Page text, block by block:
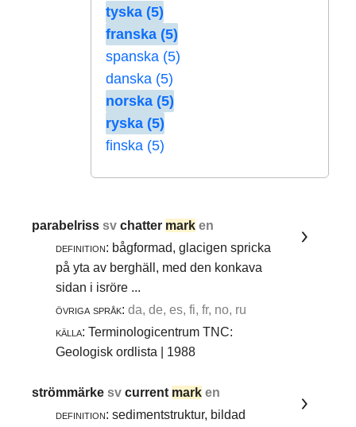
tyska (5)
franska (5)
spanska (5)
danska (5)
norska (5)
ryska (5)
finska (5)
parabelrisssvchatter mark en
definition: bågformad, glacigen spricka
på yta av berghäll, med den konkava
sidan i isröre ...
övriga språk: da, de, es, fi, fr, no, ru
källa: Terminologicentrum TNC:
Geologisk ordlista | 1988
strömmärkesvcurrent mark en
definition: sedimentstruktur, bildad